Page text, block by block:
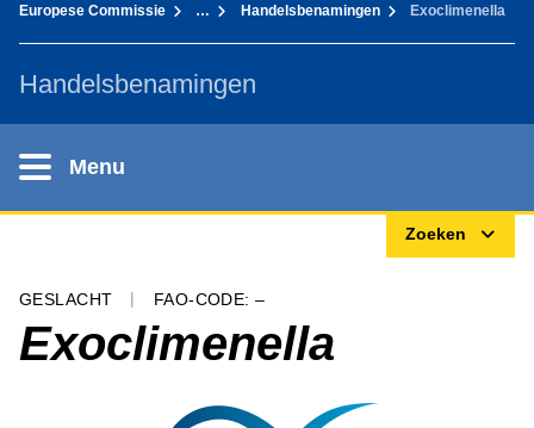
Europese Commissie … Handelsbenamingen Exoclimenella
Handelsbenamingen
Menu
Zoeken
GESLACHT FAO-CODE: –
Exoclimenella